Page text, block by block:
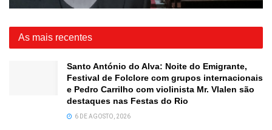
As mais recentes
Santo António do Alva: Noite do Emigrante,
Festival de Folclore com grupos internacionais
e Pedro Carrilho com violinista Mr. Vlalen são
destaques nas Festas do Rio
6 DE AGOSTO, 2026